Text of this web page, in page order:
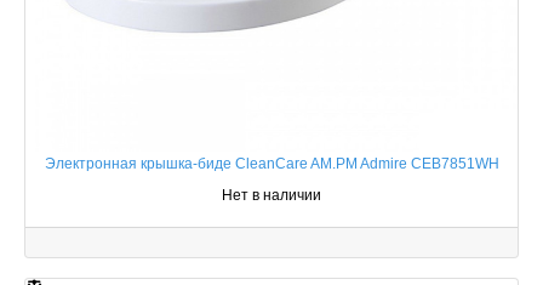
Электронная крышка-биде CleanCare AM.PM Admire CEB7851WH
Нет в наличии